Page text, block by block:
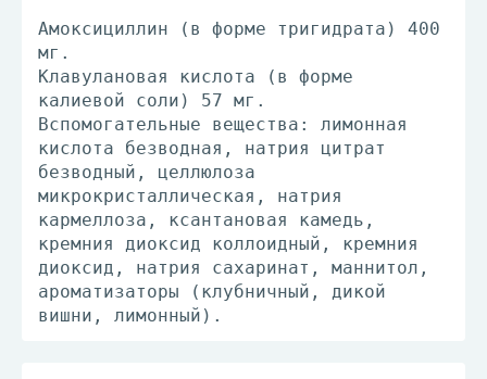
Амоксициллин (в форме тригидрата) 400
мг.
Клавулановая кислота (в форме
калиевой соли) 57 мг.
Вспомогательные вещества: лимонная
кислота безводная, натрия цитрат
безводный, целлюлоза
микрокристаллическая, натрия
кармеллоза, ксантановая камедь,
кремния диоксид коллоидный, кремния
диоксид, натрия сахаринат, маннитол,
ароматизаторы (клубничный, дикой
вишни, лимонный).